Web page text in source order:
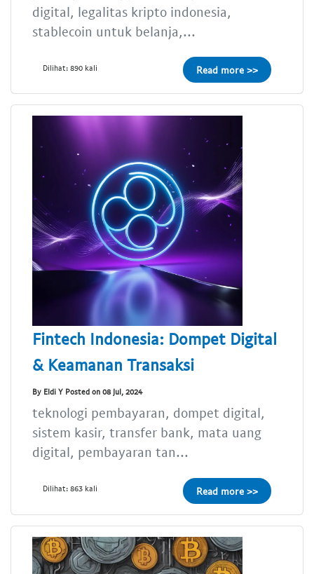
digital, legalitas kripto indonesia,
stablecoin untuk belanja,...
Dilihat: 890 kali Read more >>
Fintech Indonesia: Dompet Digital
& Keamanan Transaksi
By Eldi Y Posted on 08 Jul, 2024
teknologi pembayaran, dompet digital,
sistem kasir, transfer bank, mata uang
digital, pembayaran tan...
Dilihat: 863 kali Read more >>